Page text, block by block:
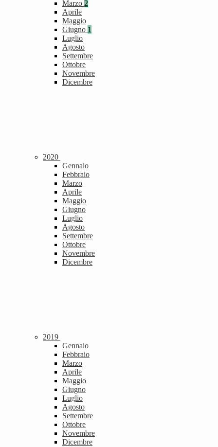
Marzo 2
Aprile
Maggio
Giugno 1
Luglio
Agosto
Settembre
Ottobre
Novembre
Dicembre
2020
Gennaio
Febbraio
Marzo
Aprile
Maggio
Giugno
Luglio
Agosto
Settembre
Ottobre
Novembre
Dicembre
2019
Gennaio
Febbraio
Marzo
Aprile
Maggio
Giugno
Luglio
Agosto
Settembre
Ottobre
Novembre
Dicembre